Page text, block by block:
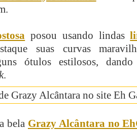
posou usando lindas
suas curvas
ótulos estilosos,
.
bela Grazy Alcântara no